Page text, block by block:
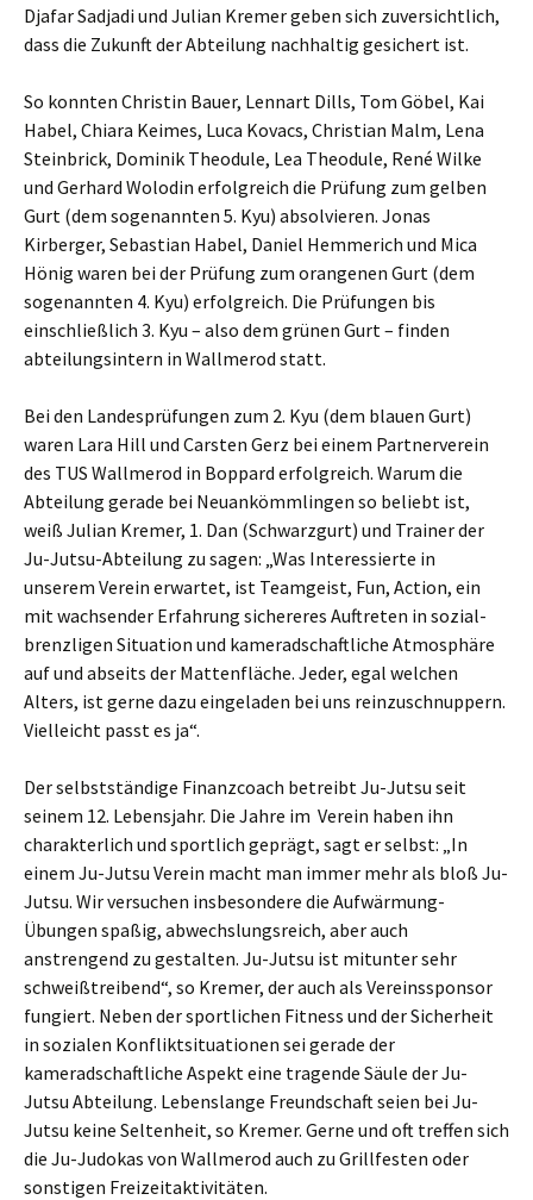
Djafar Sadjadi und Julian Kremer geben sich zuversichtlich,
dass die Zukunft der Abteilung nachhaltig gesichert ist.
So konnten Christin Bauer, Lennart Dills, Tom Göbel, Kai
Habel, Chiara Keimes, Luca Kovacs, Christian Malm, Lena
Steinbrick, Dominik Theodule, Lea Theodule, René Wilke
und Gerhard Wolodin erfolgreich die Prüfung zum gelben
Gurt (dem sogenannten 5. Kyu) absolvieren. Jonas
Kirberger, Sebastian Habel, Daniel Hemmerich und Mica
Hönig waren bei der Prüfung zum orangenen Gurt (dem
sogenannten 4. Kyu) erfolgreich. Die Prüfungen bis
einschließlich 3. Kyu – also dem grünen Gurt – finden
abteilungsintern in Wallmerod statt.
Bei den Landesprüfungen zum 2. Kyu (dem blauen Gurt)
waren Lara Hill und Carsten Gerz bei einem Partnerverein
des TUS Wallmerod in Boppard erfolgreich. Warum die
Abteilung gerade bei Neuankömmlingen so beliebt ist,
weiß Julian Kremer, 1. Dan (Schwarzgurt) und Trainer der
Ju-Jutsu-Abteilung zu sagen: „Was Interessierte in
unserem Verein erwartet, ist Teamgeist, Fun, Action, ein
mit wachsender Erfahrung sichereres Auftreten in sozial-
brenzligen Situation und kameradschaftliche Atmosphäre
auf und abseits der Mattenfläche. Jeder, egal welchen
Alters, ist gerne dazu eingeladen bei uns reinzuschnuppern.
Vielleicht passt es ja“.
Der selbstständige Finanzcoach betreibt Ju-Jutsu seit
seinem 12. Lebensjahr. Die Jahre im Verein haben ihn
charakterlich und sportlich geprägt, sagt er selbst: „In
einem Ju-Jutsu Verein macht man immer mehr als bloß Ju-
Jutsu. Wir versuchen insbesondere die Aufwärmung-
Übungen spaßig, abwechslungsreich, aber auch
anstrengend zu gestalten. Ju-Jutsu ist mitunter sehr
schweißtreibend“, so Kremer, der auch als Vereinssponsor
fungiert. Neben der sportlichen Fitness und der Sicherheit
in sozialen Konfliktsituationen sei gerade der
kameradschaftliche Aspekt eine tragende Säule der Ju-
Jutsu Abteilung. Lebenslange Freundschaft seien bei Ju-
Jutsu keine Seltenheit, so Kremer. Gerne und oft treffen sich
die Ju-Judokas von Wallmerod auch zu Grillfesten oder
sonstigen Freizeitaktivitäten.